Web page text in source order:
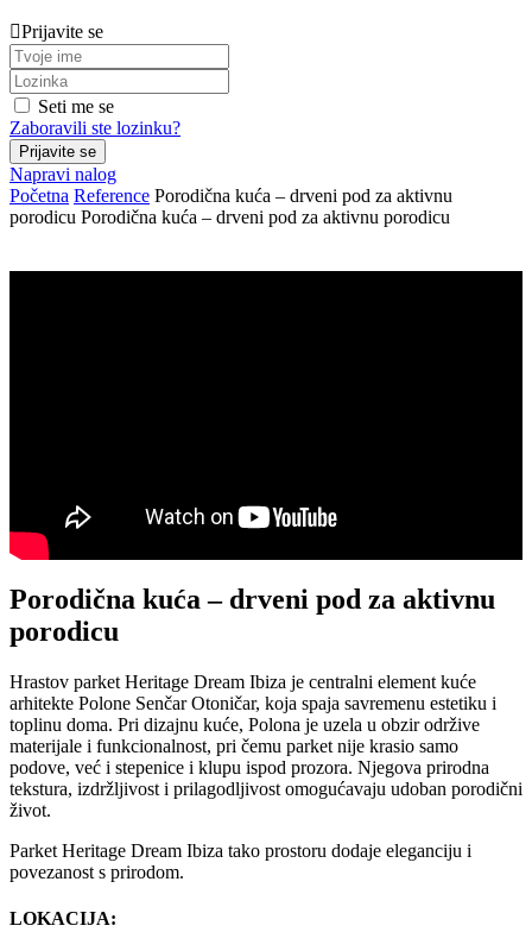
Prijavite se
Seti me se
Zaboravili ste lozinku?
Napravi nalog
Početna Reference Porodična kuća – drveni pod za aktivnu
porodicu Porodična kuća – drveni pod za aktivnu porodicu
Porodična kuća – drveni pod za aktivnu
porodicu
Hrastov parket Heritage Dream Ibiza je centralni element kuće
arhitekte Polone Senčar Otoničar, koja spaja savremenu estetiku i
toplinu doma. Pri dizajnu kuće, Polona je uzela u obzir održive
materijale i funkcionalnost, pri čemu parket nije krasio samo
podove, već i stepenice i klupu ispod prozora. Njegova prirodna
tekstura, izdržljivost i prilagodljivost omogućavaju udoban porodični
život.
Parket Heritage Dream Ibiza tako prostoru dodaje eleganciju i
povezanost s prirodom.
LOKACIJA: